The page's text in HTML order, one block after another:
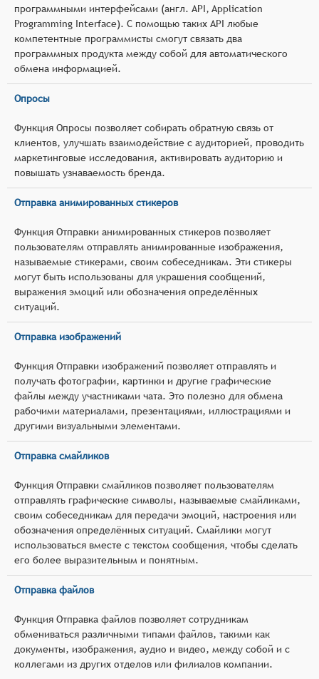
программными интерфейсами (англ. API, Application
Programming Interface). С помощью таких API любые
компетентные программисты смогут связать два
программных продукта между собой для автоматического
обмена информацией.
Опросы
Функция Опросы позволяет собирать обратную связь от
клиентов, улучшать взаимодействие с аудиторией, проводить
маркетинговые исследования, активировать аудиторию и
повышать узнаваемость бренда.
Отправка анимированных стикеров
Функция Отправки анимированных стикеров позволяет
пользователям отправлять анимированные изображения,
называемые стикерами, своим собеседникам. Эти стикеры
могут быть использованы для украшения сообщений,
выражения эмоций или обозначения определённых
ситуаций.
Отправка изображений
Функция Отправки изображений позволяет отправлять и
получать фотографии, картинки и другие графические
файлы между участниками чата. Это полезно для обмена
рабочими материалами, презентациями, иллюстрациями и
другими визуальными элементами.
Отправка смайликов
Функция Отправки смайликов позволяет пользователям
отправлять графические символы, называемые смайликами,
своим собеседникам для передачи эмоций, настроения или
обозначения определённых ситуаций. Смайлики могут
использоваться вместе с текстом сообщения, чтобы сделать
его более выразительным и понятным.
Отправка файлов
Функция Отправка файлов позволяет сотрудникам
обмениваться различными типами файлов, такими как
документы, изображения, аудио и видео, между собой и с
коллегами из других отделов или филиалов компании.